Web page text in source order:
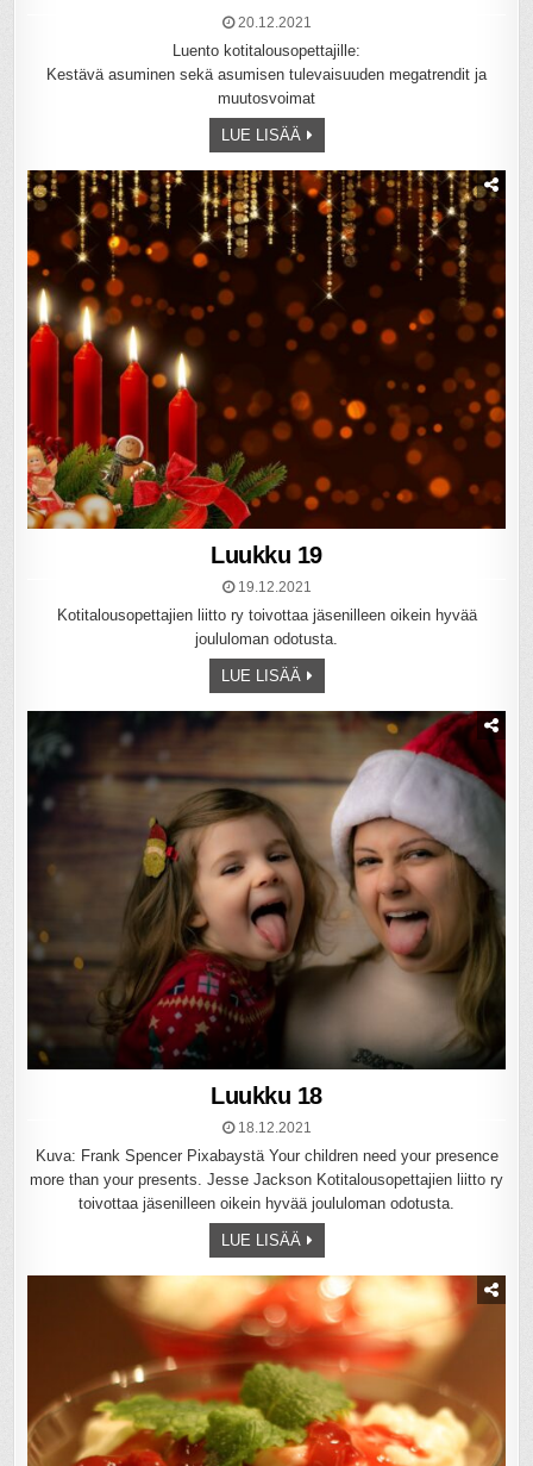
20.12.2021
Luento kotitalousopettajille:
Kestävä asuminen sekä asumisen tulevaisuuden megatrendit ja
muutosvoimat
LUE LISÄÄ
Luukku 19
19.12.2021
Kotitalousopettajien liitto ry toivottaa jäsenilleen oikein hyvää
joululoman odotusta.
LUE LISÄÄ
Luukku 18
18.12.2021
Kuva: Frank Spencer Pixabaystä Your children need your presence
more than your presents. Jesse Jackson Kotitalousopettajien liitto ry
toivottaa jäsenilleen oikein hyvää joululoman odotusta.
LUE LISÄÄ